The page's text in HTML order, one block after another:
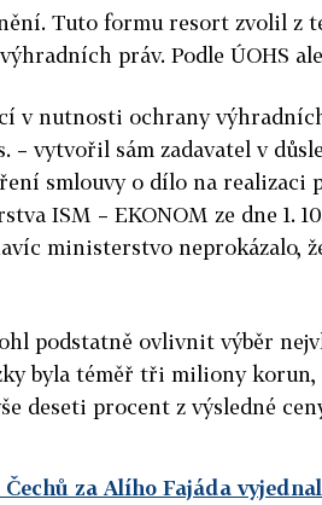
Tuto formu resort zvolil z
práv. Podle ÚOHS
v nutnosti ochrany
– vytvořil sám zadavatel v
smlouvy o dílo na realizaci
ISM – EKONOM ze dne 1.
ministerstvo neprokázalo,
podstatně ovlivnit výběr
byla téměř tři miliony
deseti procent z výsledné
Čechů za Alího Fajáda